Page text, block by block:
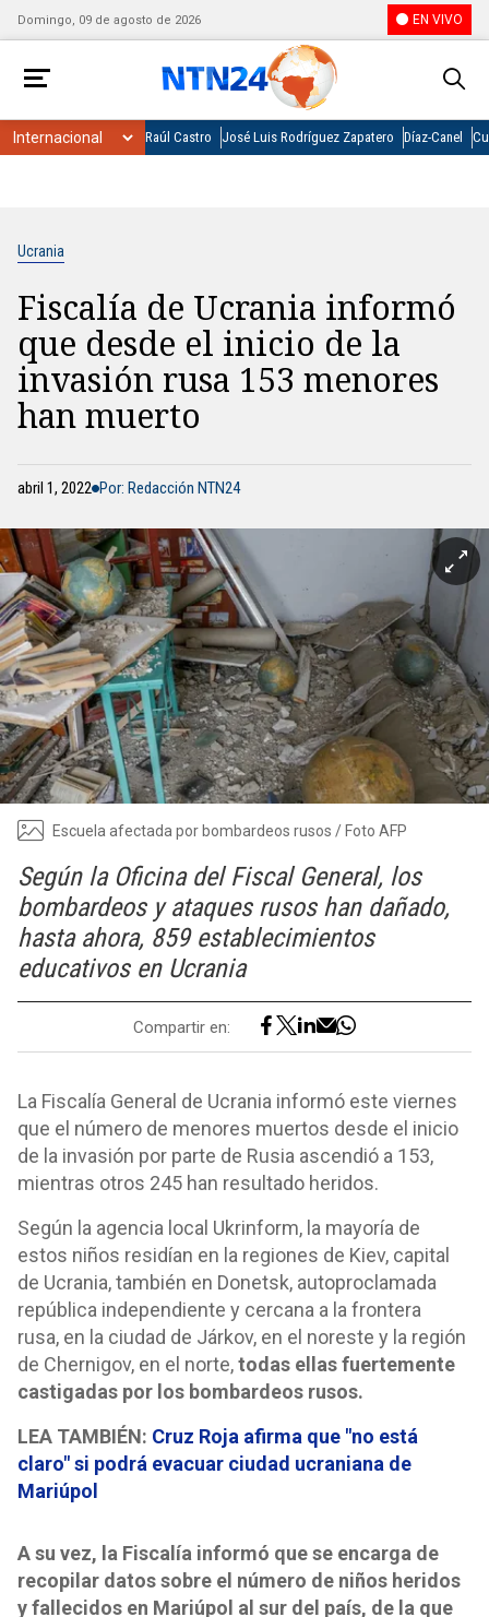
Domingo, 09 de agosto de 2026 EN VIVO
Raúl Castro José Luis Rodríguez Zapatero Díaz-Canel
Ucrania
Fiscalía de Ucrania informó
que desde el inicio de la
invasión rusa 153 menores
han muerto
abril 1, 2022 Por: Redacción NTN24
Escuela afectada por bombardeos rusos / Foto AFP
Según la Oficina del Fiscal General, los
bombardeos y ataques rusos han dañado,
hasta ahora, 859 establecimientos
educativos en Ucrania
Compartir en:
La Fiscalía General de Ucrania informó este viernes
que el número de menores muertos desde el inicio
de la invasión por parte de Rusia ascendió a 153,
mientras otros 245 han resultado heridos.
Según la agencia local Ukrinform, la mayoría de
estos niños residían en la regiones de Kiev, capital
de Ucrania, también en Donetsk, autoproclamada
república independiente y cercana a la frontera
rusa, en la ciudad de Járkov, en el noreste y la región
de Chernigov, en el norte,todas ellas fuertemente
castigadas por los bombardeos rusos.
LEA TAMBIÉN: Cruz Roja afirma que "no está
claro" si podrá evacuar ciudad ucraniana de
Mariúpol
A su vez, la Fiscalía informó que se encarga de
recopilar datos sobre el número de niños heridos
y fallecidos en Mariúpol al sur del país, de la que